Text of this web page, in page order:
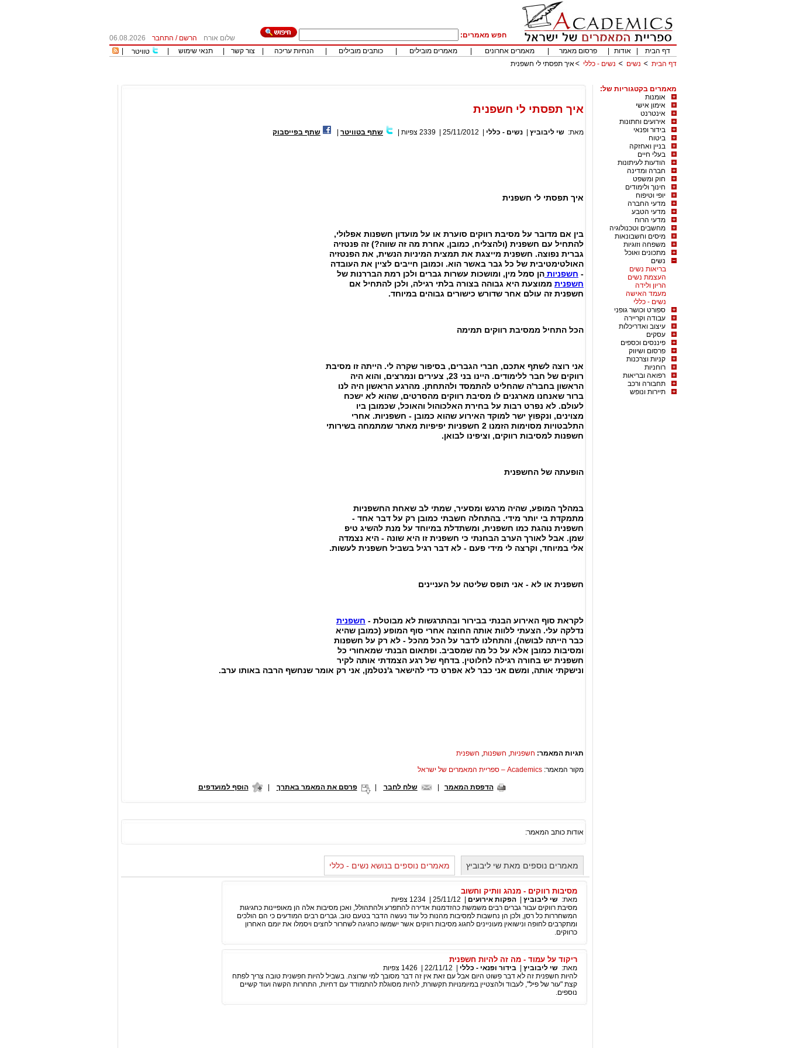
חפש מאמרים: שלום אורח הרשם / התחבר
06.08.2026
דף הבית
אודות פרסום מאמר מאמרים אחרונים מאמרים מובילים כותבים מובילים הנחיות עריכה צור קשר תנאי שימוש טוויטר
דף הבית
נשים נשים - כללי איך תפסתי לי חשפנית
מאמרים בקטגוריות של:
אומנות
אימון אישי
אינטרנט
אירועים וחתונות
בידור ופנאי
ביטוח
בניין ואחזקה
בעלי חיים
הודעות לעיתונות
חברה ומדינה
חוק ומשפט
חינוך ולימודים
יופי וטיפוח
מדעי החברה
מדעי הטבע
מדעי הרוח
מחשבים וטכנולוגיה
מיסים וחשבונאות
משפחה וזוגיות
מתכונים ואוכל
נשים
בריאות נשים
העצמת נשים
הריון ולידה
מעמד האישה
נשים - כללי
ספורט וכושר גופני
עבודה וקריירה
עיצוב ואדריכלות
עסקים
פיננסים וכספים
פרסום ושיווק
קניות וצרכנות
רוחניות
רפואה ובריאות
תחבורה ורכב
תיירות ונופש
איך תפסתי לי חשפנית
מאת: שי ליבוביץ נשים - כללי 25/11/2012
2339 צפיות שתף בטוויטר שתף בפייסבוק
איך תפסתי לי חשפנית
בין אם מדובר על מסיבת רווקים סוערת או על מועדון חשפנות אפלולי,
להתחיל עם חשפנית (ולהצליח, כמובן, אחרת מה זה שווה?) זה פנטזיה
גברית נפוצה. חשפנית מייצגת את תמצית המיניות הנשית, את הפנטזיה
האולטימטיבית של כל גבר באשר הוא. וכמובן חייבים לציין את העובדה
- חשפניות הן סמל מין, ומושכות עשרות גברים ולכן רמת הבררנות של
חשפנית ממוצעת היא גבוהה בצורה בלתי רגילה, ולכן להתחיל אם
חשפנית זה עולם אחר שדורש כישורים גבוהים במיוחד.
הכל התחיל ממסיבת רווקים תמימה
אני רוצה לשתף אתכם, חברי הגברים, בסיפור שקרה לי. הייתה זו מסיבת
רווקים של חבר ללימודים. היינו בני 23, צעירים ונמרצים, והוא היה
הראשון בחבר'ה שהחליט להתמסד ולהתחתן. מהרגע הראשון היה לנו
ברור שאנחנו מארגנים לו מסיבת רווקים מהסרטים, שהוא לא ישכח
לעולם. לא נפרט רבות על בחירת האלכוהול והאוכל, שכמובן ביו
מצוינים, ונקפוץ ישר למוקד האירוע שהוא כמובן - חשפניות. אחרי
התלבטויות מסוימות הזמנו 2 חשפניות יפיפיות מאתר שמתמחה בשירותי
חשפנות למסיבות רווקים, וציפינו לבואן.
הופעתה של החשפנית
במהלך המופע, שהיה מרגש ומסעיר, שמתי לב שאחת החשפניות
מתמקדת בי יותר מידי. בהתחלה חשבתי כמובן רק על דבר אחד -
חשפנית נוהגת כמו חשפנית, ומשתדלת במיוחד על מנת להשיג טיפ
שמן. אבל לאורך הערב הבחנתי כי חשפנית זו היא שונה - היא נצמדה
אלי במיוחד, וקרצה לי מידי פעם - לא דבר רגיל בשביל חשפנית לעשות.
חשפנית או לא - אני תופס שליטה על העניינים
לקראת סוף האירוע הבנתי בבירור ובהתרגשות לא מבוטלת - חשפנית
נדלקה עלי. הצעתי ללוות אותה החוצה אחרי סוף המופע (כמובן שהיא
כבר הייתה לבושה), והתחלנו לדבר על הכל מהכל - לא רק על חשפנות
ומסיבות כמובן אלא על כל מה שמסביב. ופתאום הבנתי שמאחורי כל
חשפנית יש בחורה רגילה לחלוטין. בדחף של רגע הצמדתי אותה לקיר
ונישקתי אותה, ומשם אני כבר לא אפרט כדי להישאר ג'נטלמן, אני רק אומר שנחשף הרבה באותו ערב.
תגיות המאמר: חשפניות, חשפנות, חשפנית
מקור המאמר: Academics – ספריית המאמרים של ישראל
הדפסת המאמר שלח לחבר פרסם את המאמר באתרך | הוסף למועדפים
אודות כותב המאמר:
מאמרים נוספים מאת שי ליבוביץ מאמרים נוספים בנושא נשים - כללי
מסיבות רווקים - מנהג וותיק וחשוב
מאת: שי ליבוביץ הפקות אירועים 25/11/12
1234 צפיות
מסיבת רווקים עבור גברים רבים משמשת כהזדמנות אדירה להתפרע ולהתהולל, ואכן מסיבות אלה הן מאופיינות כחגיגות
המשחררות כל רסן, ולכן הן נחשבות למסיבות מהנות כל עוד נעשה הדבר בטעם טוב. גברים רבים המודעים כי הם הולכים
ומתקרבים לחופה ונישואין מעוניינים לחגוג מסיבות רווקים אשר ישמשו כחגיגה לשחרור לחצים ויסמלו את יומם האחרון
כרווקים.
ריקוד על עמוד - מה זה להיות חשפנית
מאת: שי ליבוביץ בידור ופנאי - כללי 22/11/12
1426 צפיות
להיות חשפנית זה לא דבר פשוט היום אבל עם זאת אין זה דבר מסובך למי שרוצה. בשביל להיות חפשנית טובה צריך לפתח
קצת "עור של פיל", לעבוד ולהצטיין במיומנויות תקשורת, להיות מסוגלת להתמודד עם דחיות, התחרות הקשה ועוד קשיים
נוספים.